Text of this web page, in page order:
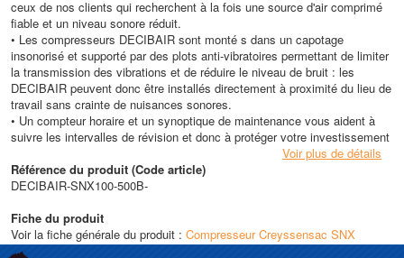
ceux de nos clients qui recherchent à la fois une source d'air comprimé
fiable et un niveau sonore réduit.
• Les compresseurs DECIBAIR sont monté s dans un capotage
insonorisé et supporté par des plots anti-vibratoires permettant de limiter
la transmission des vibrations et de réduire le niveau de bruit : les
DECIBAIR peuvent donc être installés directement à proximité du lieu de
travail sans crainte de nuisances sonores.
• Un compteur horaire et un synoptique de maintenance vous aident à
suivre les intervalles de révision et donc à protéger votre investissement
Voir plus de détails
Référence du produit (Code article)
DECIBAIR-SNX100-500B-
Fiche du produit
Voir la fiche générale du produit : Compresseur Creyssensac SNX